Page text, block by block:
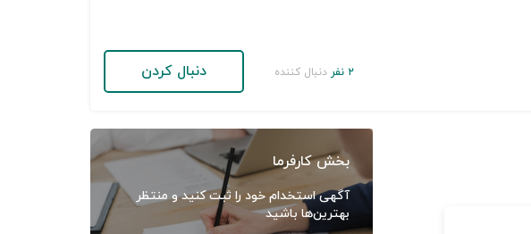
۲ نفر دنبال کننده دنبال کردن
بخش کارفرما
آگهی استخدام خود را ثبت کنید و منتظر
بهترین‌ها باشید